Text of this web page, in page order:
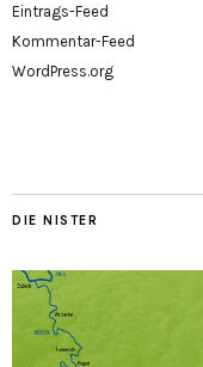
Eintrags-Feed
Kommentar-Feed
WordPress.org
DIE NISTER